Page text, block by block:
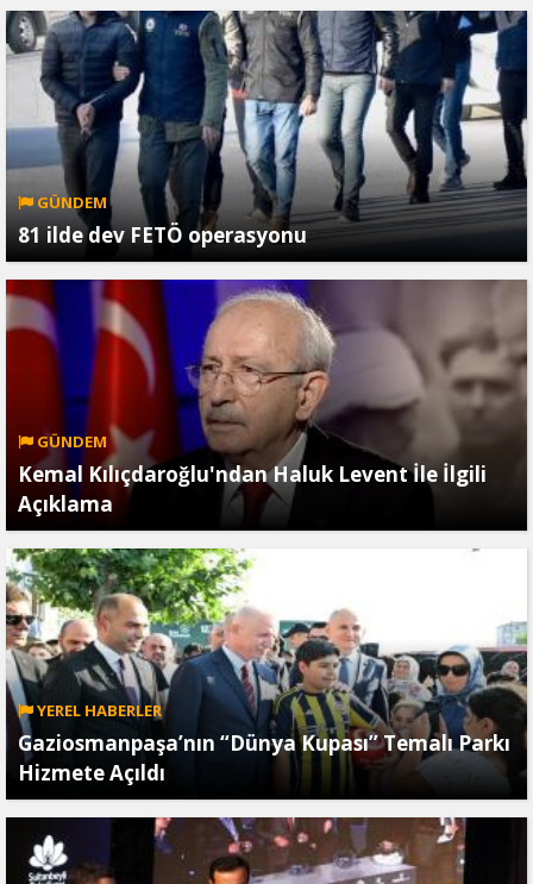
GÜNDEM
81 ilde dev FETÖ operasyonu
GÜNDEM
Kemal Kılıçdaroğlu'ndan Haluk Levent İle İlgili
Açıklama
YEREL HABERLER
Gaziosmanpaşa’nın “Dünya Kupası” Temalı Parkı
Hizmete Açıldı